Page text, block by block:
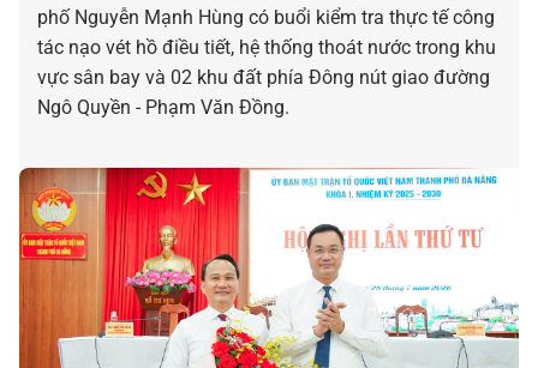
phố Nguyễn Mạnh Hùng có buổi kiểm tra thực tế công
tác nạo vét hồ điều tiết, hệ thống thoát nước trong khu
vực sân bay và 02 khu đất phía Đông nút giao đường
Ngô Quyền - Phạm Văn Đồng.